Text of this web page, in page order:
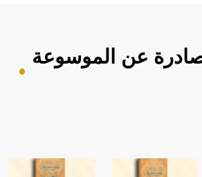
عن الموسوعة